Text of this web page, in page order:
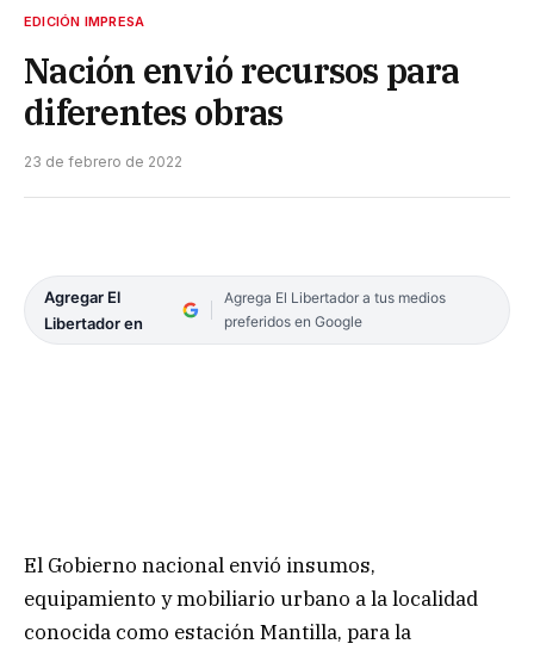
EDICIÓN IMPRESA
Nación envió recursos para
diferentes obras
23 de febrero de 2022
Agregar El
Libertador en
Agrega El Libertador a tus medios
preferidos en Google
El Gobierno nacional envió insumos,
equipamiento y mobiliario urbano a la localidad
conocida como estación Mantilla, para la